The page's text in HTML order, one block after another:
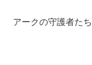
アークの守護者たち